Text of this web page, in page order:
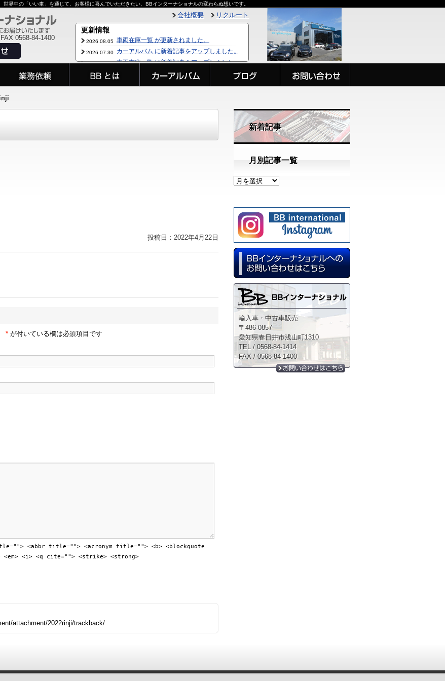
界中の「いい車」を通じて、お客様に喜んでいただきたい、BBインターナショナルの変わらぬ想いです。
0568-84-1400
会社概要 リクルート
投稿日：2022年4月22日
* が付いている欄は必須項目です
<abbr title=""> <acronym title=""> <b> <blockquote
<i> <q cite=""> <strike> <strong>
attachment/2022rinji/trackback/
新着記事
月別記事一覧
輸入車・中古車販売
〒486-0857
愛知県春日井市浅山町1310
TEL / 0568-84-1414
FAX / 0568-84-1400